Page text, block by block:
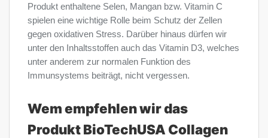
Produkt enthaltene Selen, Mangan bzw. Vitamin C
spielen eine wichtige Rolle beim Schutz der Zellen
gegen oxidativen Stress. Darüber hinaus dürfen wir
unter den Inhaltsstoffen auch das Vitamin D3, welches
unter anderem zur normalen Funktion des
Immunsystems beiträgt, nicht vergessen.
Wem empfehlen wir das
Produkt BioTechUSA Collagen